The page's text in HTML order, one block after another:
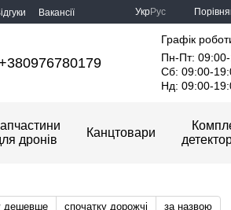
Вакансії УкрРус
Графік
Пн-Пт:
Сб: 09:00-
Нд: 09:00-
дронів
Канцтовари
дешевше спочатку дорожчі за назвою